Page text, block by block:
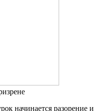
начинается разорение и